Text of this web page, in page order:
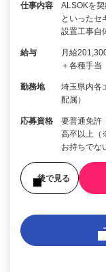
仕事内容
ALSOKを
といったセ
設置工事自
給与
月給
＋各種手
勤務地
埼玉県内各
配属）
応募資格
要普通免許
高卒以上（
お持ちでな
後で見る